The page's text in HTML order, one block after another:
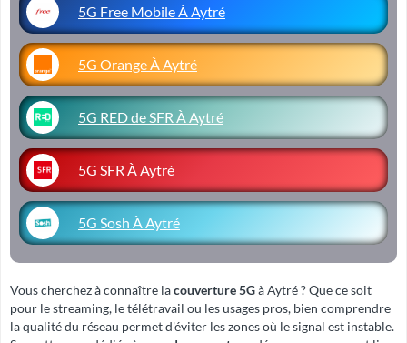
5G Free Mobile À Aytré
5G Orange À Aytré
5G RED de SFR À Aytré
5G SFR À Aytré
5G Sosh À Aytré
Vous cherchez à connaître lacouverture 5Gà Aytré ? Que ce soit
pour le streaming, le télétravail ou les usages pros, bien comprendre
la qualité du réseau permet d'éviter les zones où le signal est instable.